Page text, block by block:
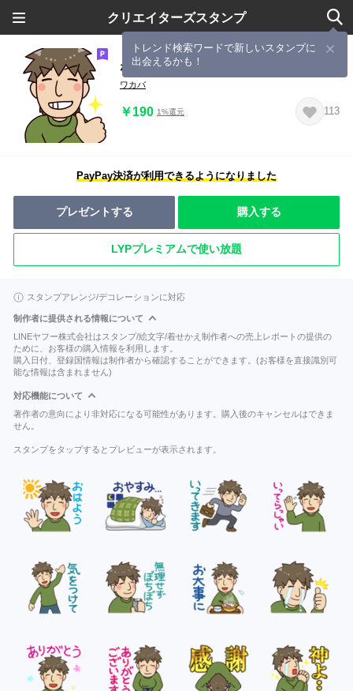
クリエイターズスタンプ
トレンド検索ワードで新しいスタンプに
出会えるかも！
なかよしかぞく！とうさん編・2
ワカバ
￥190 1%還元 113
PayPay決済が利用できるようになりました
プレゼントする 購入する
LYPプレミアムで使い放題
スタンプアレンジ/デコレーションに対応
制作者に提供される情報について
LINEヤフー株式会社はスタンプ/絵文字/着せかえ制作者への売上レポートの提供の
ために、お客様の購入情報を利用します。
購入日付、登録国情報は制作者から確認することができます。(お客様を直接識別可
能な情報は含まれません)
対応機能について
著作者の意向により非対応になる可能性があります。購入後のキャンセルはできま
せん。
スタンプをタップするとプレビューが表示されます。